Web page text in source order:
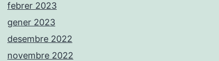
febrer 2023
gener 2023
desembre 2022
novembre 2022